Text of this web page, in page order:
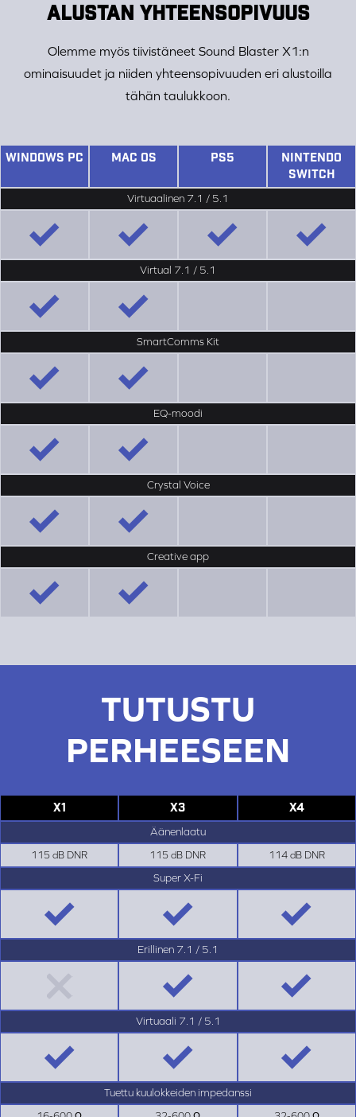
ALUSTAN YHTEENSOPIVUUS
Olemme myös tiivistäneet Sound Blaster X1:n
ominaisuudet ja niiden yhteensopivuuden eri alustoilla
tähän taulukkoon.
WINDOWS PC MAC OS PS5
NINTENDO
SWITCH
Virtuaalinen 7.1 / 5.1
Virtual 7.1 / 5.1
SmartComms Kit
EQ-moodi
Crystal Voice
Creative app
TUTUSTU
PERHEESEEN
X1 X3 X4
Äänenlaatu
115 dB DNR 115 dB DNR 114 dB DNR
Super X-Fi
Erillinen 7.1 / 5.1
Virtuaali 7.1 / 5.1
Tuettu kuulokkeiden impedanssi